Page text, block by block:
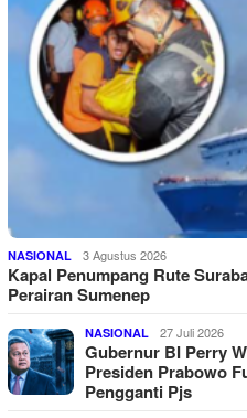
NASIONAL 3 Agustus 2026
Kapal Penumpang Rute
Perairan Sumenep
NASIONAL 27 Juli 2026
Gubernur BI Perry
Presiden Prabowo
Pengganti Pjs